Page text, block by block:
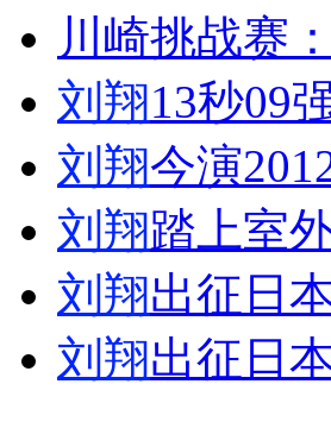
女孩北京地铁殴打老人 痛下狠
无痛分娩是否安全 医生回应
外交部：反对强权政治霸凌主义
外交部：有关国家言论片面不公
川崎挑战赛：
刘翔13秒09
刘翔今演
刘翔踏上室
刘翔出征日
刘翔出征日